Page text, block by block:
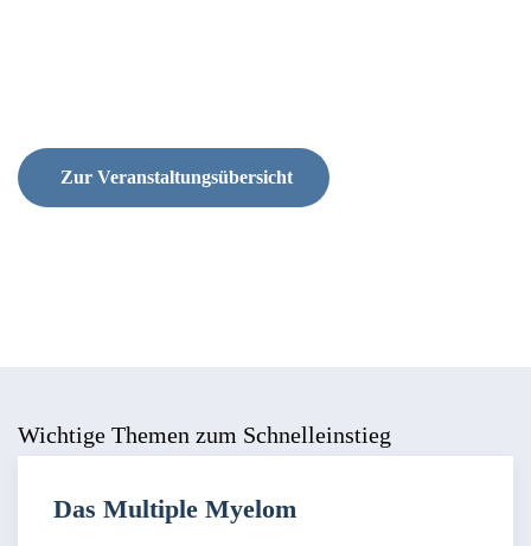
Zur Veranstaltungsübersicht
Wichtige Themen zum Schnelleinstieg
Das Multiple Myelom